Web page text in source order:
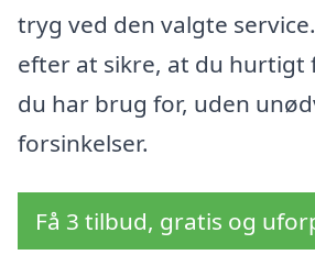
tryg ved den valgte
efter at sikre, at du hurtigt
du har brug for, uden
forsinkelser.
Få 3 tilbud, gratis og